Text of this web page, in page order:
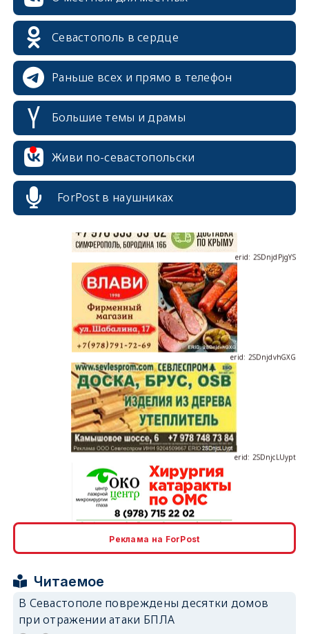
Севастополь в сердце
Раньше всех и прямо в телефон
Большие темы и драмы
Живи по-севастопольски
ForPost в наушниках
erid: 2SDnjcrDNw6
erid: 2SDnjdPjgYS
erid: 2SDnjdvhGXG
erid: 2SDnjcLUypt
Реклама на ForPost
Читаемое
В Севастополе повреждены десятки домов
при отражении атаки БПЛА